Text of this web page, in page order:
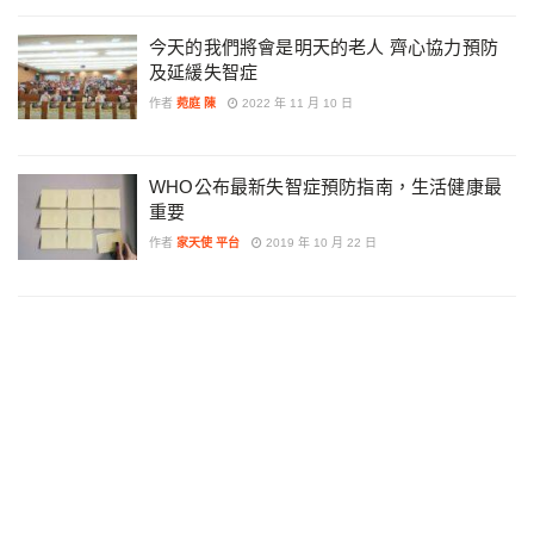
今天的我們將會是明天的老人 齊心協力預防
及延緩失智症
作者 菀庭 陳 2022 年 11 月 10 日
WHO公布最新失智症預防指南，生活健康最
重要
作者 家天使 平台 2019 年 10 月 22 日